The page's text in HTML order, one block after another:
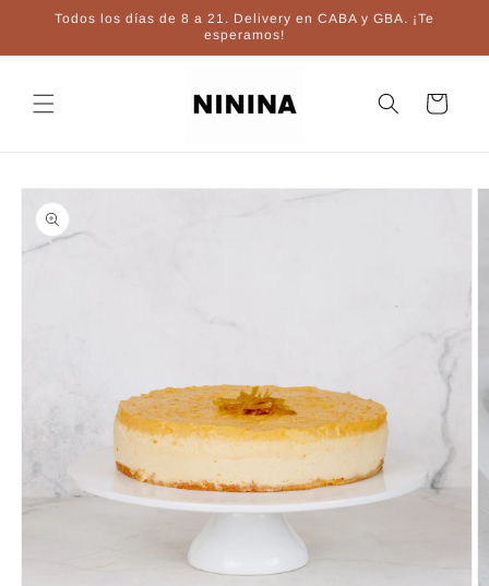
directamente
Todos los días de 8 a 21. Delivery en CABA y GBA. ¡Te
esperamos!
Carrito
directamente
a la
información
del producto